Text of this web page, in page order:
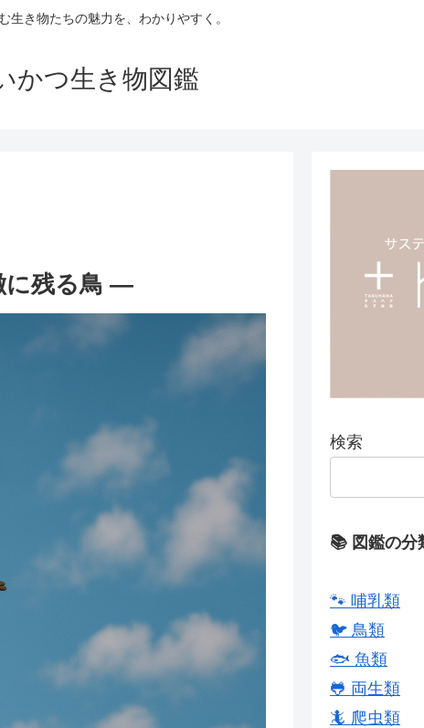
生き物たちの魅力を、わかりやすく。
かつ生き物図鑑
に残る鳥 ―
検索
📚 図鑑の分
🐾 哺乳類
🐦 鳥類
🐟 魚類
🐸 両生類
🦎 爬虫類